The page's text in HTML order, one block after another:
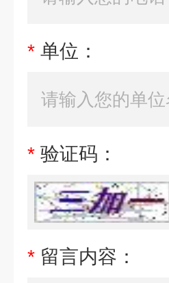
* 单位：
* 验证码：
* 留言内容：